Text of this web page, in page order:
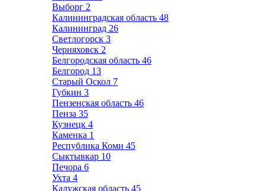
Выборг 2
Калининградская область 48
Калининград 26
Светлогорск 3
Черняховск 2
Белгородская область 46
Белгород 13
Старый Оскол 7
Губкин 3
Пензенская область 46
Пенза 35
Кузнецк 4
Каменка 1
Республика Коми 45
Сыктывкар 10
Печора 6
Ухта 4
Калужская область 45